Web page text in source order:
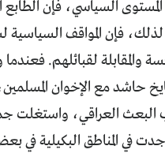
السياسي، فإن الطابع
لذلك، فإن المواقف السياسية
والمقابلة لقبائلهم.
حاشد مع الإخوان
العراقي، واستغلت
في المناطق البكيلية في